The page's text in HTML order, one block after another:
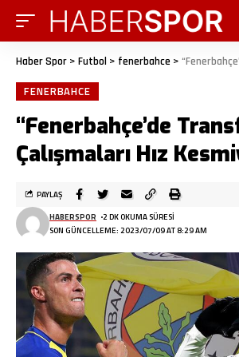
Haber Spor > Futbol > fenerbahce > “Fenerbahçe’de
FENERBAHCE
“Fenerbahçe’de
Çalışmaları Hız
SON GÜNCELLEME: 2023/07/09 AT 8:29 AM
HABERSPOR 2 DK OKUMA SÜRESI
PAYLAŞ